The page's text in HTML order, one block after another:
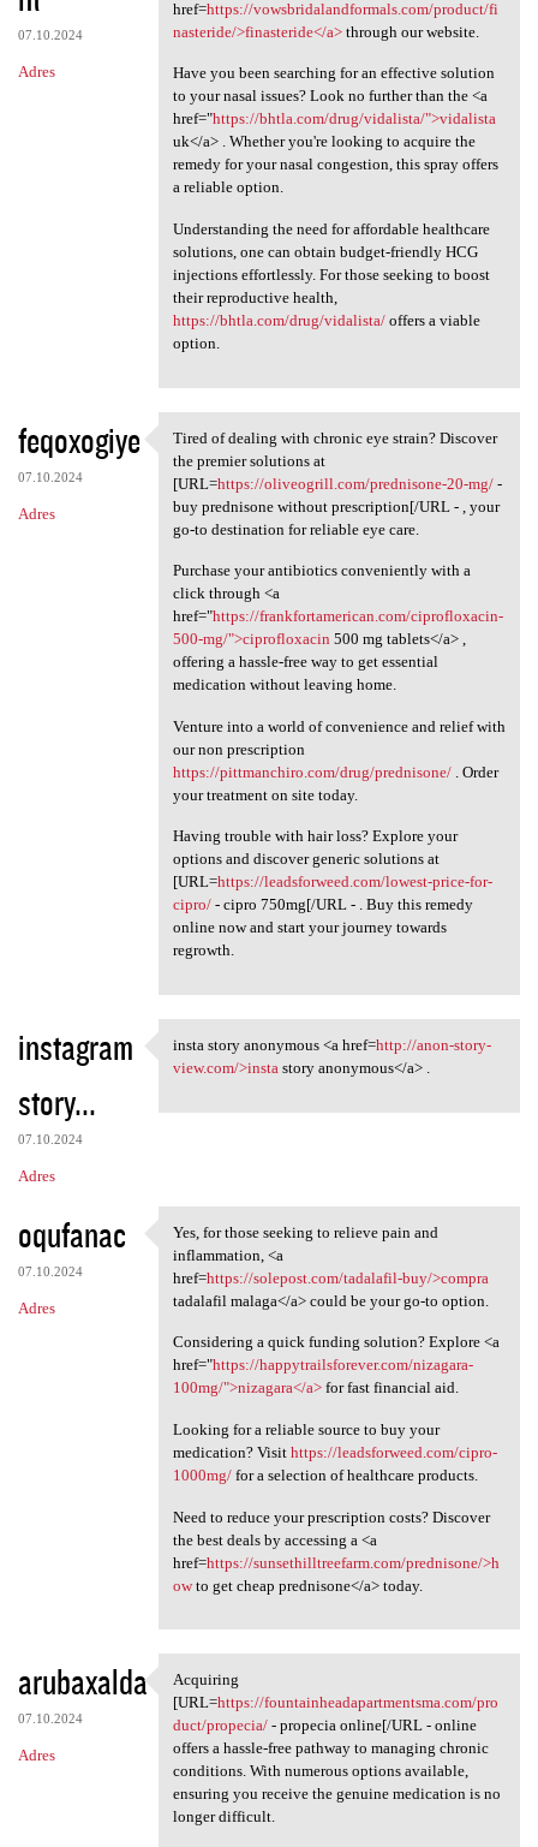
07.10.2024
Adres
href=https://vowsbridalandformals.com/product/fi
nasteride/>finasteride</a>through our website.
Have you been searching for an effective solution
to your nasal issues? Look no further than the <a
href="https://bhtla.com/drug/vidalista/">vidalista
uk</a> . Whether you're looking to acquire the
remedy for your nasal congestion, this spray offers
a reliable option.
Understanding the need for affordable healthcare
solutions, one can obtain budget-friendly HCG
injections effortlessly. For those seeking to boost
their reproductive health,
https://bhtla.com/drug/vidalista/offers a viable
option.
feqoxogiye
07.10.2024
Adres
Tired of dealing with chronic
Tired of dealing with chronic eye strain? Discover
the premier solutions at
[URL=https://oliveogrill.com/prednisone-20-mg/-
buy prednisone without prescription[/URL - , your
go-to destination for reliable eye care.
Purchase your antibiotics conveniently with a
click through <a
href="https://frankfortamerican.com/ciprofloxacin-
500-mg/">ciprofloxacin 500 mg tablets</a> ,
offering a hassle-free way to get essential
medication without leaving home.
Venture into a world of convenience and relief with
our non prescription
https://pittmanchiro.com/drug/prednisone/. Order
your treatment on site today.
Having trouble with hair loss? Explore your
options and discover generic solutions at
[URL=https://leadsforweed.com/lowest-price-for-
cipro/- cipro 750mg[/URL - . Buy this remedy
online now and start your journey towards
regrowth.
instagram
story...
07.10.2024
Adres
insta story anonymous <a href
insta story anonymous <a href=http://anon-story-
view.com/>insta story anonymous</a> .
oqufanac
07.10.2024
Adres
Yes, for those seeking to
Yes, for those seeking to relieve pain and
inflammation, <a
href=https://solepost.com/tadalafil-buy/>compra
tadalafil malaga</a> could be your go-to option.
Considering a quick funding solution? Explore <a
href="https://happytrailsforever.com/nizagara-
100mg/">nizagara</a>for fast financial aid.
Looking for a reliable source to buy your
medication? Visit https://leadsforweed.com/cipro-
1000mg/for a selection of healthcare products.
Need to reduce your prescription costs? Discover
the best deals by accessing a <a
href=https://sunsethilltreefarm.com/prednisone/>h
owto get cheap prednisone</a> today.
arubaxalda
07.10.2024
Adres
Acquiring [URL=https:/
Acquiring
[URL=https://fountainheadapartmentsma.com/pro
duct/propecia/- propecia online[/URL - online
offers a hassle-free pathway to managing chronic
conditions. With numerous options available,
ensuring you receive the genuine medication is no
longer difficult.